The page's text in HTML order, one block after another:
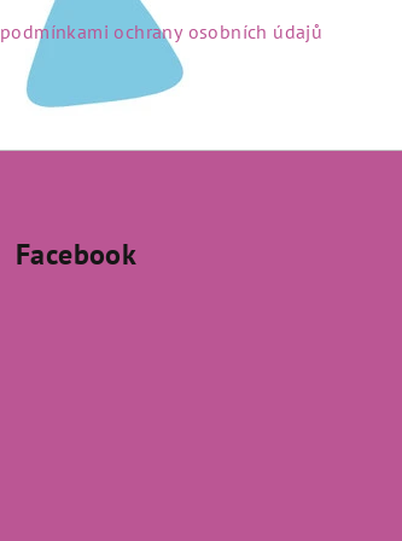
podmínkami ochrany osobních údajů
Facebook